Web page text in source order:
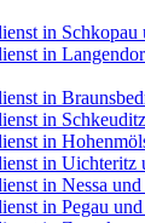
in Schkopau
in
in
in
in
in Uichteritz
in Nessa
in Pegau